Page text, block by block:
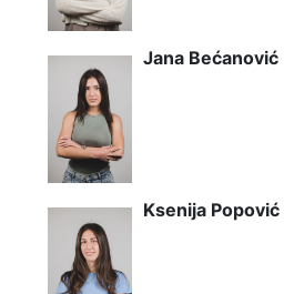
Jana Bećanović
Ksenija Popović